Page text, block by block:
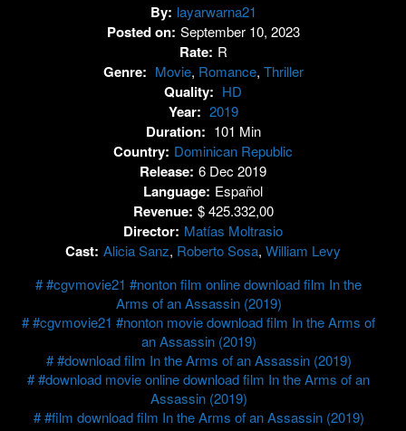
By: layarwarna21
Posted on: September 10, 2023
Rate: R
Genre: Movie, Romance, Thriller
Quality: HD
Year: 2019
Duration: 101 Min
Country: Dominican Republic
Release: 6 Dec 2019
Language: Español
Revenue: $ 425.332,00
Director: Matías Moltrasio
Cast: Alicia Sanz, Roberto Sosa, William Levy
#cgvmovie21 #nonton film online download film In the
Arms of an Assassin (2019)
#cgvmovie21 #nonton movie download film In the Arms of
an Assassin (2019)
#download film In the Arms of an Assassin (2019)
#download movie online download film In the Arms of an
Assassin (2019)
#film download film In the Arms of an Assassin (2019)